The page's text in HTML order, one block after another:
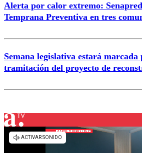
Alerta por calor extremo:
Temprana Preventiva en tres
Semana legislativa estará
tramitación del proyecto de